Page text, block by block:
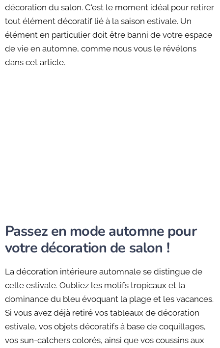
décoration du salon. C'est le moment idéal pour retirer
tout élément décoratif lié à la saison estivale. Un
élément en particulier doit être banni de votre espace
de vie en automne, comme nous vous le révélons
dans cet article.
Passez en mode automne pour
votre décoration de salon !
La décoration intérieure automnale se distingue de
celle estivale. Oubliez les motifs tropicaux et la
dominance du bleu évoquant la plage et les vacances.
Si vous avez déjà retiré vos tableaux de décoration
estivale, vos objets décoratifs à base de coquillages,
vos sun-catchers colorés, ainsi que vos coussins aux